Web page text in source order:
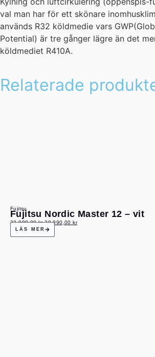
val man har för ett skönare
används R32 köldmedie vars
Potential) är tre gånger lägre än det
köldmediet R410A.
Relaterade
Fujitsu
Fujitsu Nordic Master 12 – vit
22 990,00kr 20 990,00kr
LÄS MER